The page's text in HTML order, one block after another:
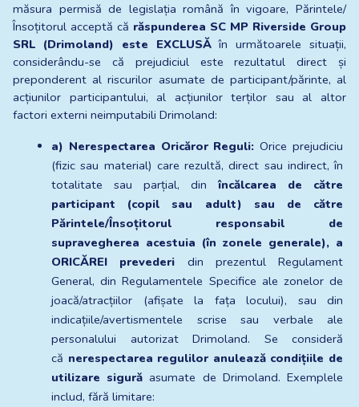
măsura permisă de legislația română în vigoare, Părintele/
Însoțitorul acceptă că răspunderea SC MP Riverside Group
SRL (Drimoland) este EXCLUSĂ în următoarele situații,
considerându-se că prejudiciul este rezultatul direct și
preponderent al riscurilor asumate de participant/părinte, al
acțiunilor participantului, al acțiunilor terților sau al altor
factori externi neimputabili Drimoland:
a) Nerespectarea Oricăror Reguli: Orice prejudiciu
(fizic sau material) care rezultă, direct sau indirect, în
totalitate sau parțial, din încălcarea de către
participant (copil sau adult) sau de către
Părintele/Însoțitorul responsabil de
supravegherea acestuia (în zonele generale), a
ORICĂREI prevederi din prezentul Regulament
General, din Regulamentele Specifice ale zonelor de
joacă/atracțiilor (afișate la fața locului), sau din
indicațiile/avertismentele scrise sau verbale ale
personalului autorizat Drimoland. Se consideră
că nerespectarea regulilor anulează condițiile de
utilizare sigură asumate de Drimoland. Exemplele
includ, fără limitare: